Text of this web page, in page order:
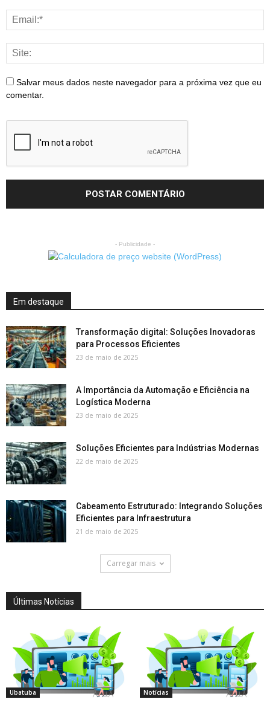
Salvar meus dados neste navegador para a próxima vez que eu
comentar.
- Publicidade -
Em destaque
Transformação digital: Soluções Inovadoras
para Processos Eficientes
23 de maio de 2025
A Importância da Automação e Eficiência na
Logística Moderna
23 de maio de 2025
Soluções Eficientes para Indústrias Modernas
22 de maio de 2025
Cabeamento Estruturado: Integrando Soluções
Eficientes para Infraestrutura
21 de maio de 2025
Carregar mais
Últimas Notícias
Ubatuba Notícias